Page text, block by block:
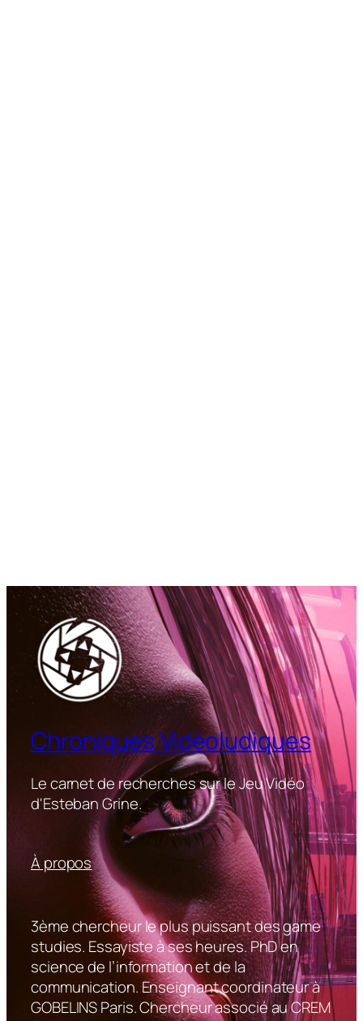
Chroniques Vidéoludiques
Le carnet de recherches sur le Jeu Vidéo
d'Esteban Grine.
À propos
3ème chercheur le plus puissant des game
studies. Essayiste à ses heures. PhD en
science de l’information et de la
communication. Enseignant coordinateur à
GOBELINS Paris. Chercheur associé au CREM